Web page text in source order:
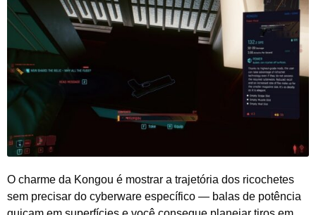
O charme da Kongou é mostrar a trajetória dos ricochetes
sem precisar do cyberware específico — balas de potência